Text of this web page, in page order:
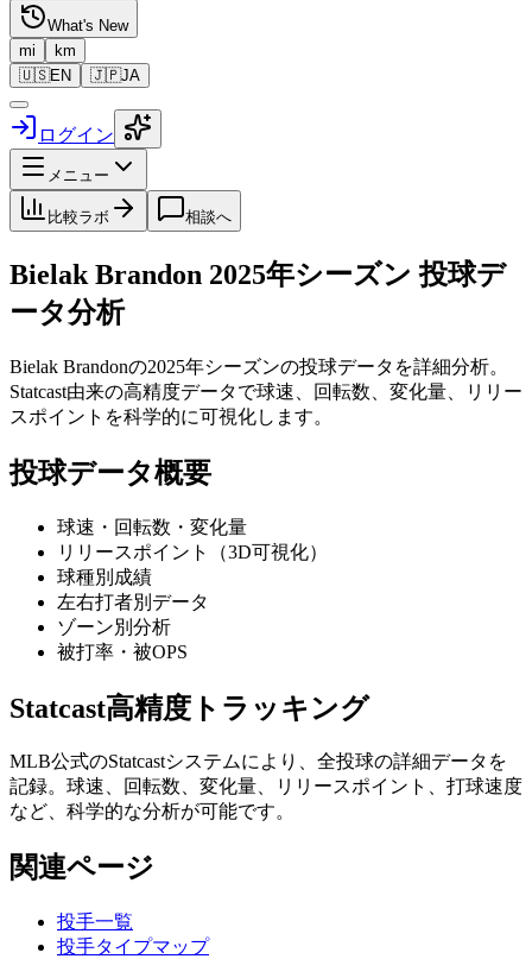
What's New
mi
km
🇺🇸EN 🇯🇵JA
ログイン
メニュー
比較ラボ 相談へ
Bielak Brandon 2025年シーズン 投球デ
ータ分析
Bielak Brandonの2025年シーズンの投球データを詳細分析。
Statcast由来の高精度データで球速、回転数、変化量、リリー
スポイントを科学的に可視化します。
投球データ概要
球速・回転数・変化量
リリースポイント（3D可視化）
球種別成績
左右打者別データ
ゾーン別分析
被打率・被OPS
Statcast高精度トラッキング
MLB公式のStatcastシステムにより、全投球の詳細データを
記録。球速、回転数、変化量、リリースポイント、打球速度
など、科学的な分析が可能です。
関連ページ
投手一覧
投手タイプマップ